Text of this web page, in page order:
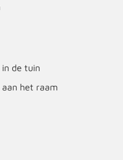
de tuin
het raam